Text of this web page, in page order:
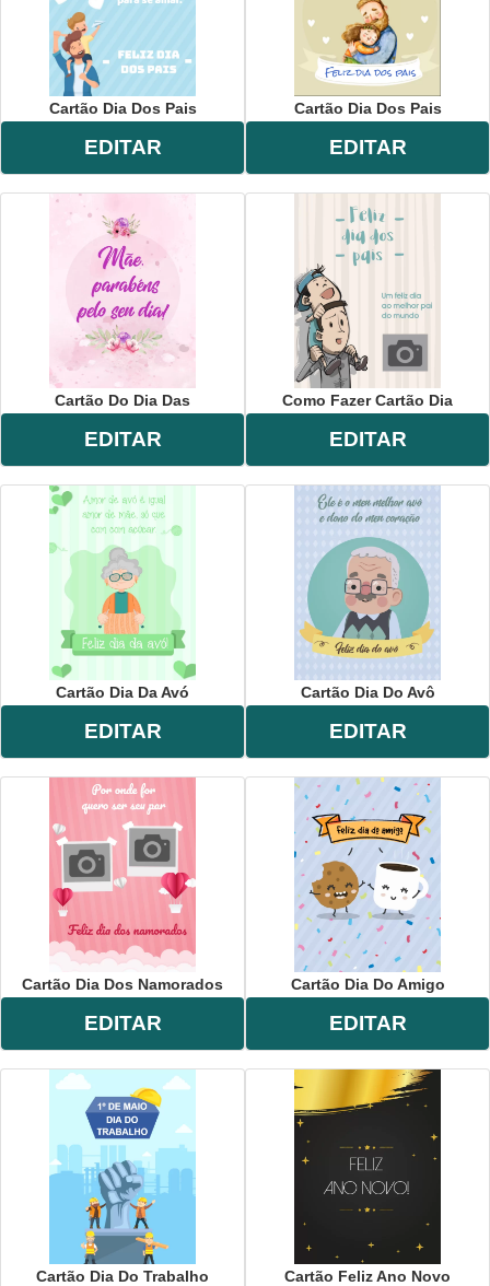
Cartão Dia Dos Pais
EDITAR
Cartão Dia Dos Pais
EDITAR
Cartão Do Dia Das
EDITAR
Como Fazer Cartão Dia
EDITAR
Cartão Dia Da Avó
EDITAR
Cartão Dia Do Avô
EDITAR
Cartão Dia Dos Namorados
EDITAR
Cartão Dia Do Amigo
EDITAR
Cartão Dia Do Trabalho Cartão Feliz Ano Novo